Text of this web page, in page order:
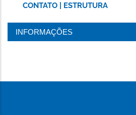
CONTATO | ESTRUTURA
INFORMAÇÕES